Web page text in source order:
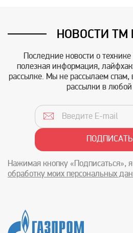
НОВОСТИ TM
Последние новости о
полезная информация,
рассылке. Мы не рассылаем спам,
рассылки в
Нажимая кнопку «Подписаться»,
обработку моих персональных